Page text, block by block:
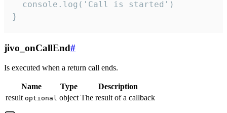
  console.log('Call is started')
}
jivo_onCallEnd#
Is executed when a return call ends.
Name Type
Description
result optional object The result of a callback